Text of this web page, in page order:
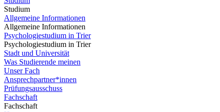
Studium
Allgemeine Informationen
Allgemeine Informationen
Psychologiestudium in Trier
Psychologiestudium in Trier
Stadt und Universität
Was Studierende meinen
Unser Fach
Ansprechpartner*innen
Prüfungsausschuss
Fachschaft
Fachschaft